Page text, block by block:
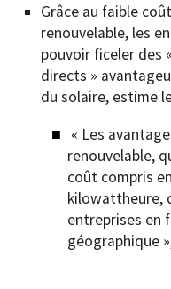
Grâce au faible
renouvelable, les
pouvoir ficeler des
directs »
du solaire, estime
« Les
renouvelable,
coût compris
kilowattheure,
entreprises en
géographique